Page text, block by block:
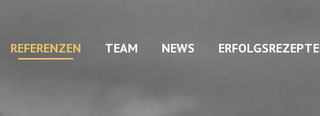
REFERENZEN TEAM NEWS ERFOLGSREZEPTE